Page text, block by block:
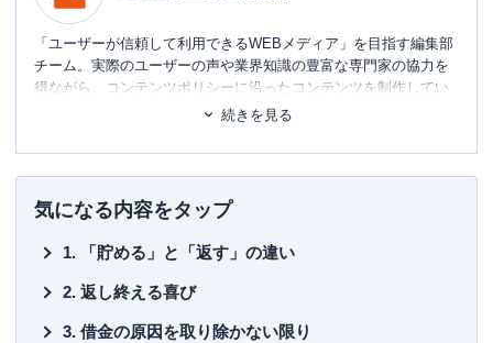
「ユーザーが信頼して利用できるWEBメディア」を目指す編集部
チーム。実際のユーザーの声や業界知識の豊富な専門家の協力を
得ながら、コンテンツポリシーに沿ったコンテンツを制作してい
ます。暮らしに関するトピックを中心に、読者の「まよい」を解
■書籍
初心者でもわかる！お金に関するアレコレの選び方BOOK
■保有資格
KTAA団体シルバー認証マーク （2023.12.20～）
有料職業紹介事業（厚生労働大臣許可・許可番号：23-
続きを見る
気になる内容をタップ
「貯める」と「返す」の違い
返し終える喜び
借金の原因を取り除かない限り